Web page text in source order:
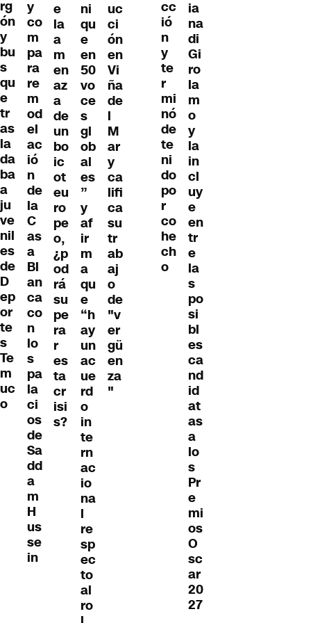
rg
ón
y
bu
s
qu
e
tr
as
la
da
ba
a
ju
ve
nil
es
de
D
ep
or
te
s
Te
m
uc
o
y
co
m
pa
ra
re
m
od
el
ac
ió
n
de
la
C
as
a
Bl
an
ca
co
n
lo
s
pa
la
ci
os
de
Sa
dd
a
m
H
us
se
in
e
la
a
m
en
az
a
de
un
bo
ic
ot
eu
ro
pe
o,
¿p
od
rá
su
pe
ra
r
es
ta
cr
isi
s?
ni
qu
e
en
50
vo
ce
s
gl
ob
al
es
”
y
af
ir
m
a
qu
e
“h
ay
un
ac
ue
rd
o
in
te
rn
ac
io
na
l
re
sp
ec
to
al
ro
uc
ci
ón
en
Vi
ña
de
l
M
ar
y
ca
lifi
ca
su
tr
ab
aj
o
de
"v
er
gü
en
za
"
cc
ió
n
y
te
r
mi
nó
de
te
ni
do
po
r
co
he
ch
o
ia
na
di
Gi
ro
la
m
o
y
la
in
cl
uy
e
en
tr
e
la
s
po
si
bl
es
ca
nd
id
at
as
a
lo
s
Pr
e
mi
os
O
sc
ar
20
27